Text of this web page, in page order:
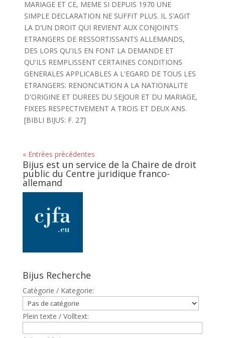
MARIAGE ET CE, MEME SI DEPUIS 1970 UNE
SIMPLE DECLARATION NE SUFFIT PLUS. IL S'AGIT
LA D'UN DROIT QUI REVIENT AUX CONJOINTS
ETRANGERS DE RESSORTISSANTS ALLEMANDS,
DES LORS QU'ILS EN FONT LA DEMANDE ET
QU'ILS REMPLISSENT CERTAINES CONDITIONS
GENERALES APPLICABLES A L'EGARD DE TOUS LES
ETRANGERS: RENONCIATION A LA NATIONALITE
D'ORIGINE ET DUREES DU SEJOUR ET DU MARIAGE,
FIXEES RESPECTIVEMENT A TROIS ET DEUX ANS.
[BIBLI BIJUS: F. 27]
« Entrées précédentes
Bijus est un service de la Chaire de droit
public du Centre juridique franco-
allemand
Bijus Recherche
Catègorie / Kategorie:
Plein texte / Volltext: